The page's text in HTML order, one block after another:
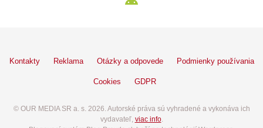
Kontakty Reklama Otázky a odpovede Podmienky používania
Cookies GDPR
© OUR MEDIA SR a. s. 2026. Autorské práva sú vyhradené a vykonáva ich
vydavateľ, viac info.